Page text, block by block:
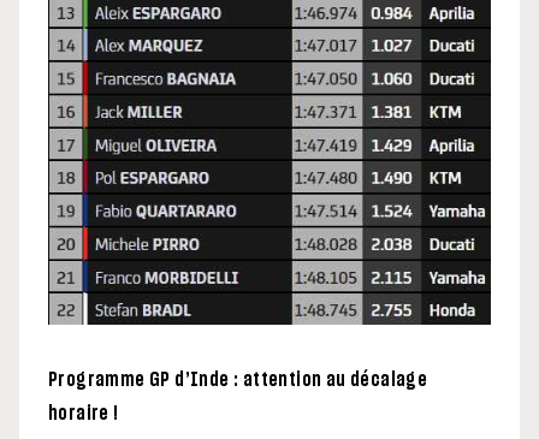
Programme GP d’Inde : attention au décalage
horaire !